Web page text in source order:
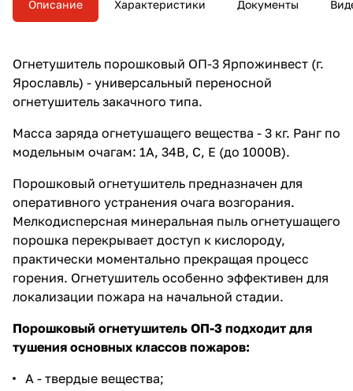
Описание Характеристики Документы
Огнетушитель порошковый ОП-3 Ярпожинвест (г.
Ярославль) - универсальный переносной
огнетушитель закачного типа.
Масса заряда огнетушащего вещества - 3 кг. Ранг по
модельным очагам: 1А, 34В, С, Е (до 1000В).
Порошковый огнетушитель предназначен для
оперативного устранения очага возгорания.
Мелкодисперсная минеральная пыль огнетушащего
порошка перекрывает доступ к кислороду,
практически моментально прекращая процесс
горения. Огнетушитель особенно эффективен для
локализации пожара на начальной стадии.
Порошковый огнетушитель ОП-3 подходит для
тушения основных классов пожаров:
А - твердые вещества;